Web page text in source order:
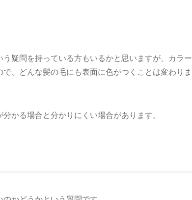
疑問を持っている方もいるかと思いますが、カラー
、どんな髪の毛にも表面に色がつくことは変わりま
かる場合と分かりにくい場合があります。